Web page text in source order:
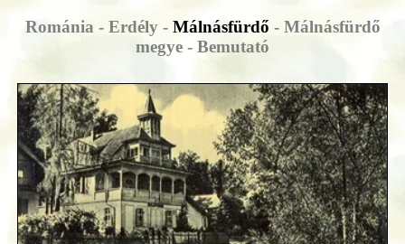
Románia - Erdély - Málnásfürdő - Málnásfürdő
megye - Bemutató